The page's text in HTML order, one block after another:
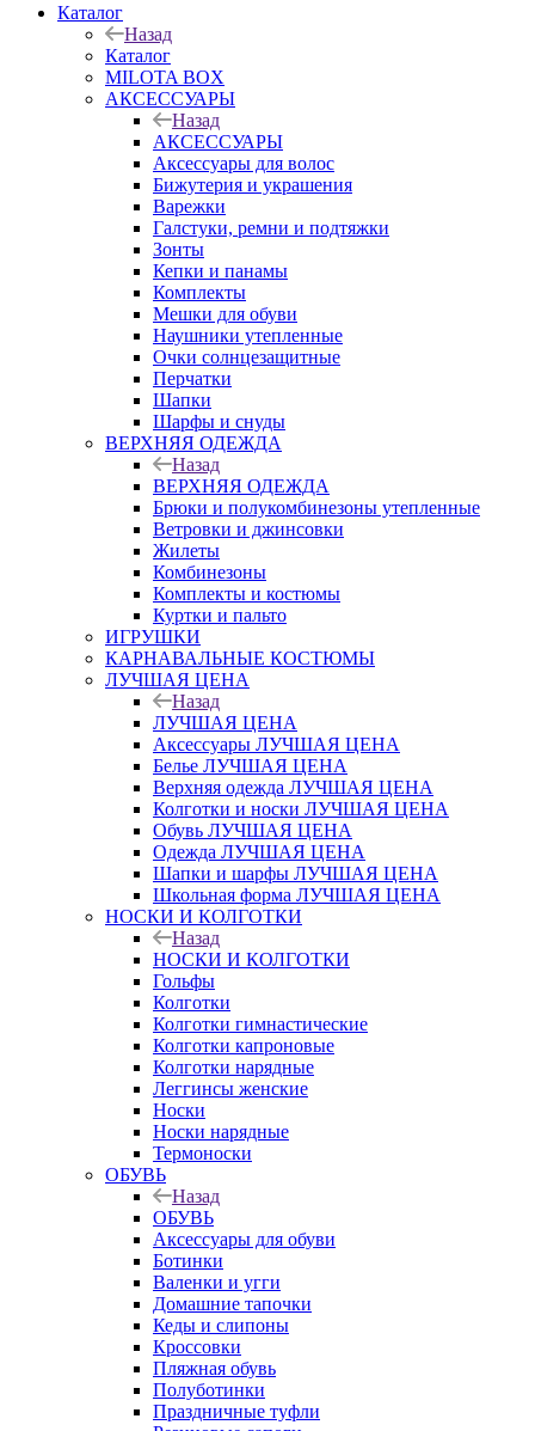
Каталог
Назад
Каталог
MILOTA BOX
АКСЕССУАРЫ
Назад
АКСЕССУАРЫ
Аксессуары для волос
Бижутерия и украшения
Варежки
Галстуки, ремни и подтяжки
Зонты
Кепки и панамы
Комплекты
Мешки для обуви
Наушники утепленные
Очки солнцезащитные
Перчатки
Шапки
Шарфы и снуды
ВЕРХНЯЯ ОДЕЖДА
Назад
ВЕРХНЯЯ ОДЕЖДА
Брюки и полукомбинезоны утепленные
Ветровки и джинсовки
Жилеты
Комбинезоны
Комплекты и костюмы
Куртки и пальто
ИГРУШКИ
КАРНАВАЛЬНЫЕ КОСТЮМЫ
ЛУЧШАЯ ЦЕНА
Назад
ЛУЧШАЯ ЦЕНА
Аксессуары ЛУЧШАЯ ЦЕНА
Белье ЛУЧШАЯ ЦЕНА
Верхняя одежда ЛУЧШАЯ ЦЕНА
Колготки и носки ЛУЧШАЯ ЦЕНА
Обувь ЛУЧШАЯ ЦЕНА
Одежда ЛУЧШАЯ ЦЕНА
Шапки и шарфы ЛУЧШАЯ ЦЕНА
Школьная форма ЛУЧШАЯ ЦЕНА
НОСКИ И КОЛГОТКИ
Назад
НОСКИ И КОЛГОТКИ
Гольфы
Колготки
Колготки гимнастические
Колготки капроновые
Колготки нарядные
Леггинсы женские
Носки
Носки нарядные
Термоноски
ОБУВЬ
Назад
ОБУВЬ
Аксессуары для обуви
Ботинки
Валенки и угги
Домашние тапочки
Кеды и слипоны
Кроссовки
Пляжная обувь
Полуботинки
Праздничные туфли